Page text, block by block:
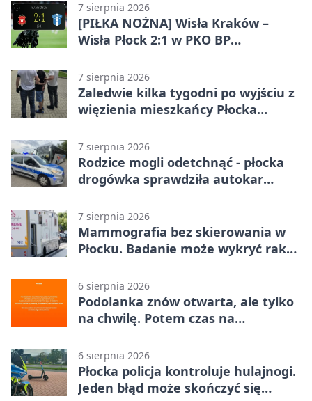
7 sierpnia 2026
[PIŁKA NOŻNA] Wisła Kraków –
Wisła Płock 2:1 w PKO BP
rozstrzygnęli mecz przed przerwą
7 sierpnia 2026
Zaledwie kilka tygodni po wyjściu z
więzienia mieszkańcy Płocka
7 sierpnia 2026
Rodzice mogli odetchnąć - płocka
drogówka sprawdziła autokar
7 sierpnia 2026
Mammografia bez skierowania w
Płocku. Badanie może wykryć raka,
6 sierpnia 2026
Podolanka znów otwarta, ale tylko
na chwilę. Potem czas na
6 sierpnia 2026
Płocka policja kontroluje hulajnogi.
Jeden błąd może skończyć się